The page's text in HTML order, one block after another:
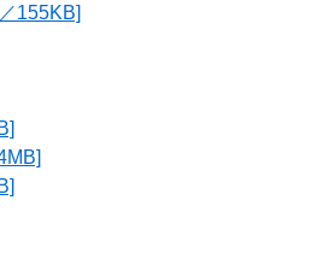
155KB]